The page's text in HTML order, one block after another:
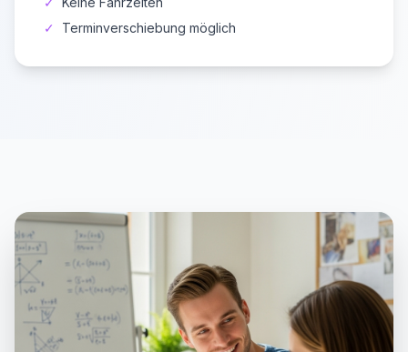
✓
Terminverschiebung möglich